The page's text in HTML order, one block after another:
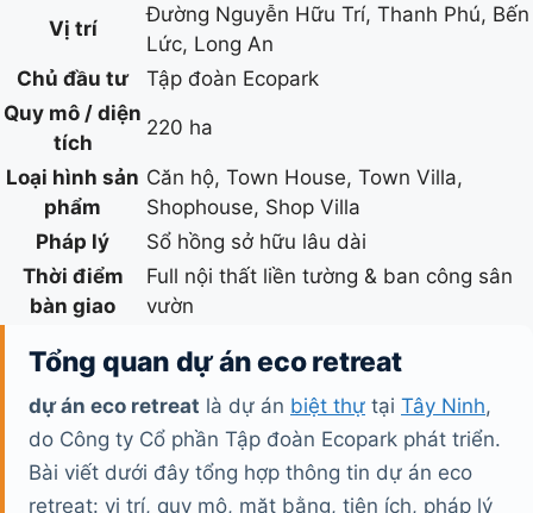
Vị trí
Đường Nguyễn Hữu Trí, Thanh Phú, Bến
Lức, Long An
Chủ đầu tư
Tập đoàn Ecopark
Quy mô / diện
tích
220 ha
Loại hình sản
phẩm
Căn hộ, Town House, Town Villa,
Shophouse, Shop Villa
Pháp lý
Sổ hồng sở hữu lâu dài
Thời điểm
bàn giao
Full nội thất liền tường & ban công sân
vườn
Tổng quan dự án eco retreat
dự án eco retreat là dự án biệt thự tại Tây Ninh,
do Công ty Cổ phần Tập đoàn Ecopark phát triển.
Bài viết dưới đây tổng hợp thông tin dự án eco
retreat: vị trí, quy mô, mặt bằng, tiện ích, pháp lý